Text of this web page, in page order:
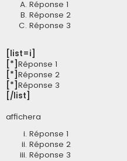
Réponse 1
Réponse 2
Réponse 3
[list=i]
[*] Réponse 1
[*] Réponse 2
[*] Réponse 3
[/list]
affichera
Réponse 1
Réponse 2
Réponse 3